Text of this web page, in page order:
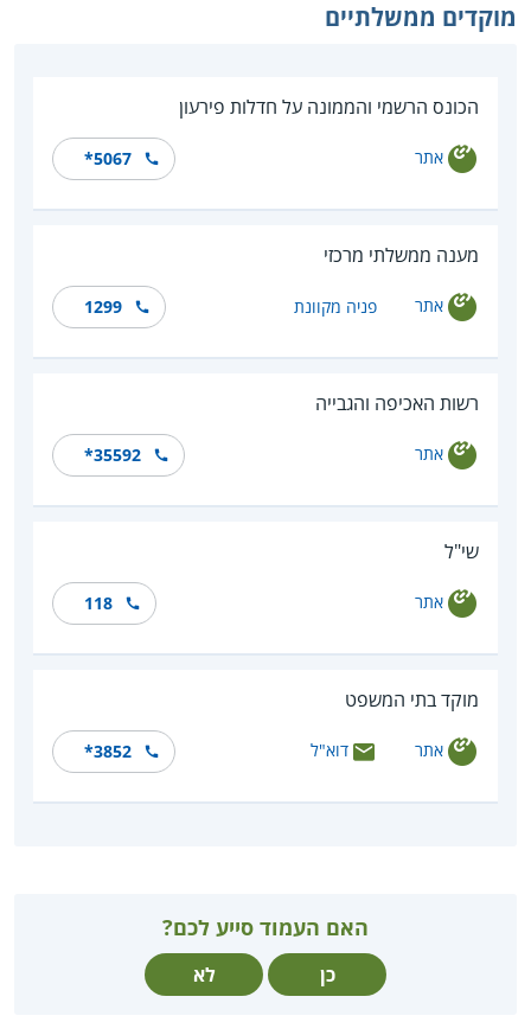
מוקדים ממשלתיים
הכונס הרשמי והממונה על חדלות פירעון
אתר *5067
מענה ממשלתי מרכזי
אתר פניה מקוונת 1299
רשות האכיפה והגבייה
אתר *35592
שי"ל
אתר 118
מוקד בתי המשפט
אתר דוא"ל *3852
האם העמוד סייע לכם?
כן לא